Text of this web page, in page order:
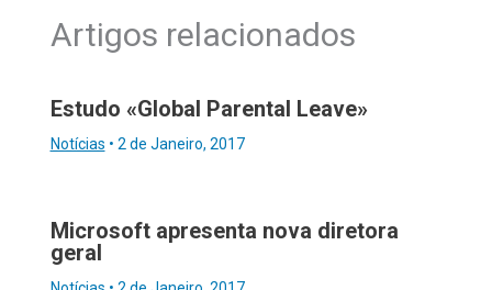
Artigos relacionados
Estudo «Global Parental Leave»
Notícias • 2 de Janeiro, 2017
Microsoft apresenta nova diretora
geral